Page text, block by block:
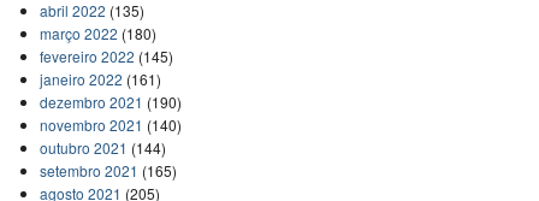
abril 2022 (135)
março 2022 (180)
fevereiro 2022 (145)
janeiro 2022 (161)
dezembro 2021 (190)
novembro 2021 (140)
outubro 2021 (144)
setembro 2021 (165)
agosto 2021 (205)